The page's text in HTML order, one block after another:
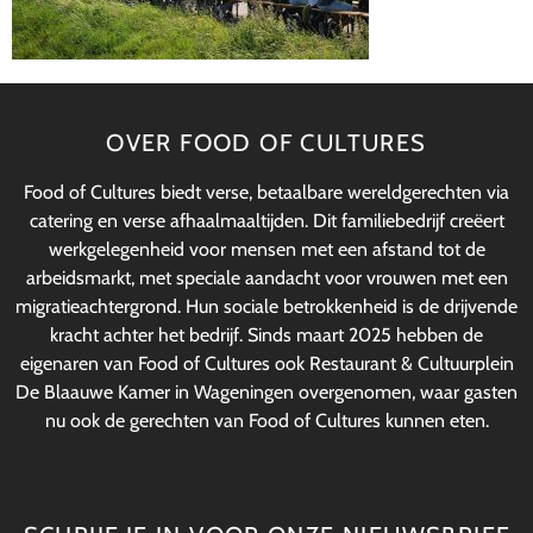
OVER FOOD OF CULTURES
Food of Cultures biedt verse, betaalbare wereldgerechten via
catering en verse afhaalmaaltijden. Dit familiebedrijf creëert
werkgelegenheid voor mensen met een afstand tot de
arbeidsmarkt, met speciale aandacht voor vrouwen met een
migratieachtergrond. Hun sociale betrokkenheid is de drijvende
kracht achter het bedrijf. Sinds maart 2025 hebben de
eigenaren van Food of Cultures ook Restaurant & Cultuurplein
De Blaauwe Kamer in Wageningen overgenomen, waar gasten
nu ook de gerechten van Food of Cultures kunnen eten.